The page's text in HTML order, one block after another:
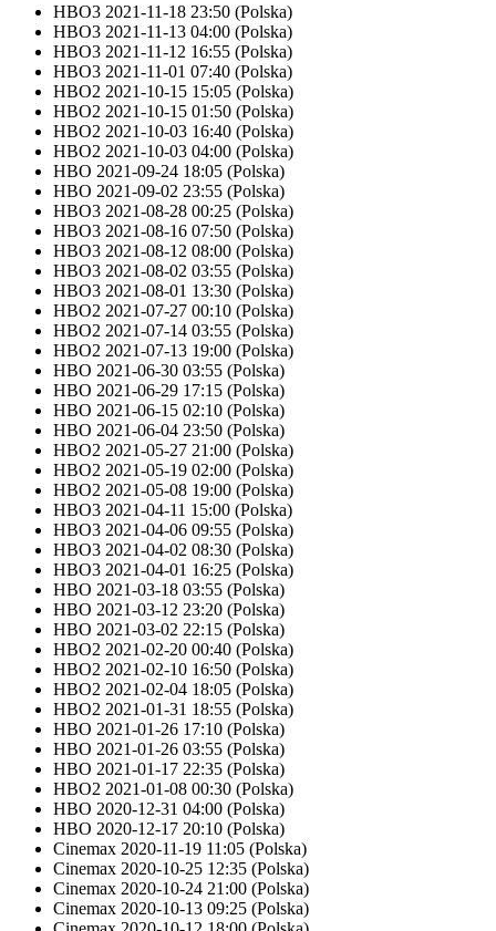
HBO3 2021-11-18 23:50 (Polska)
HBO3 2021-11-13 04:00 (Polska)
HBO3 2021-11-12 16:55 (Polska)
HBO3 2021-11-01 07:40 (Polska)
HBO2 2021-10-15 15:05 (Polska)
HBO2 2021-10-15 01:50 (Polska)
HBO2 2021-10-03 16:40 (Polska)
HBO2 2021-10-03 04:00 (Polska)
HBO 2021-09-24 18:05 (Polska)
HBO 2021-09-02 23:55 (Polska)
HBO3 2021-08-28 00:25 (Polska)
HBO3 2021-08-16 07:50 (Polska)
HBO3 2021-08-12 08:00 (Polska)
HBO3 2021-08-02 03:55 (Polska)
HBO3 2021-08-01 13:30 (Polska)
HBO2 2021-07-27 00:10 (Polska)
HBO2 2021-07-14 03:55 (Polska)
HBO2 2021-07-13 19:00 (Polska)
HBO 2021-06-30 03:55 (Polska)
HBO 2021-06-29 17:15 (Polska)
HBO 2021-06-15 02:10 (Polska)
HBO 2021-06-04 23:50 (Polska)
HBO2 2021-05-27 21:00 (Polska)
HBO2 2021-05-19 02:00 (Polska)
HBO2 2021-05-08 19:00 (Polska)
HBO3 2021-04-11 15:00 (Polska)
HBO3 2021-04-06 09:55 (Polska)
HBO3 2021-04-02 08:30 (Polska)
HBO3 2021-04-01 16:25 (Polska)
HBO 2021-03-18 03:55 (Polska)
HBO 2021-03-12 23:20 (Polska)
HBO 2021-03-02 22:15 (Polska)
HBO2 2021-02-20 00:40 (Polska)
HBO2 2021-02-10 16:50 (Polska)
HBO2 2021-02-04 18:05 (Polska)
HBO2 2021-01-31 18:55 (Polska)
HBO 2021-01-26 17:10 (Polska)
HBO 2021-01-26 03:55 (Polska)
HBO 2021-01-17 22:35 (Polska)
HBO2 2021-01-08 00:30 (Polska)
HBO 2020-12-31 04:00 (Polska)
HBO 2020-12-17 20:10 (Polska)
Cinemax 2020-11-19 11:05 (Polska)
Cinemax 2020-10-25 12:35 (Polska)
Cinemax 2020-10-24 21:00 (Polska)
Cinemax 2020-10-13 09:25 (Polska)